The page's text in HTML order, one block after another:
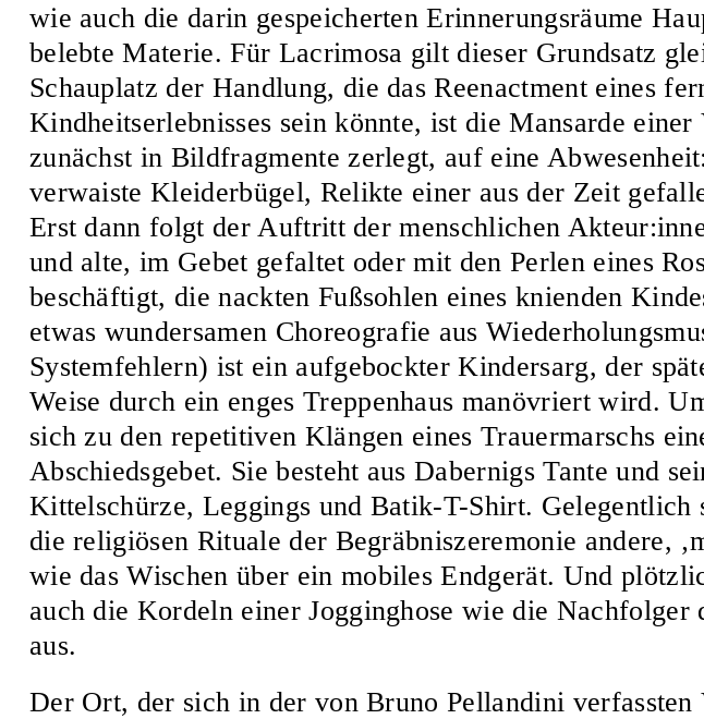
wie auch die darin gespeicherten Erinnerungsräume
belebte Materie. Für Lacrimosa gilt dieser Grundsatz
Schauplatz der Handlung, die das Reenactment eines
Kindheitserlebnisses sein könnte, ist die Mansarde
zunächst in Bildfragmente zerlegt, auf eine
verwaiste Kleiderbügel, Relikte einer aus der Zeit
Erst dann folgt der Auftritt der menschlichen
und alte, im Gebet gefaltet oder mit den Perlen eines
beschäftigt, die nackten Fußsohlen eines knienden
etwas wundersamen Choreografie aus
Systemfehlern) ist ein aufgebockter Kindersarg, der
Weise durch ein enges Treppenhaus manövriert wird.
sich zu den repetitiven Klängen eines Trauermarschs
Abschiedsgebet. Sie besteht aus Dabernigs Tante und
Kittelschürze, Leggings und Batik-T-Shirt. Gelegentlich
die religiösen Rituale der Begräbniszeremonie andere,
wie das Wischen über ein mobiles Endgerät. Und
auch die Kordeln einer Jogginghose wie die Nachfolger
aus.
Der Ort, der sich in der von Bruno Pellandini verfassten